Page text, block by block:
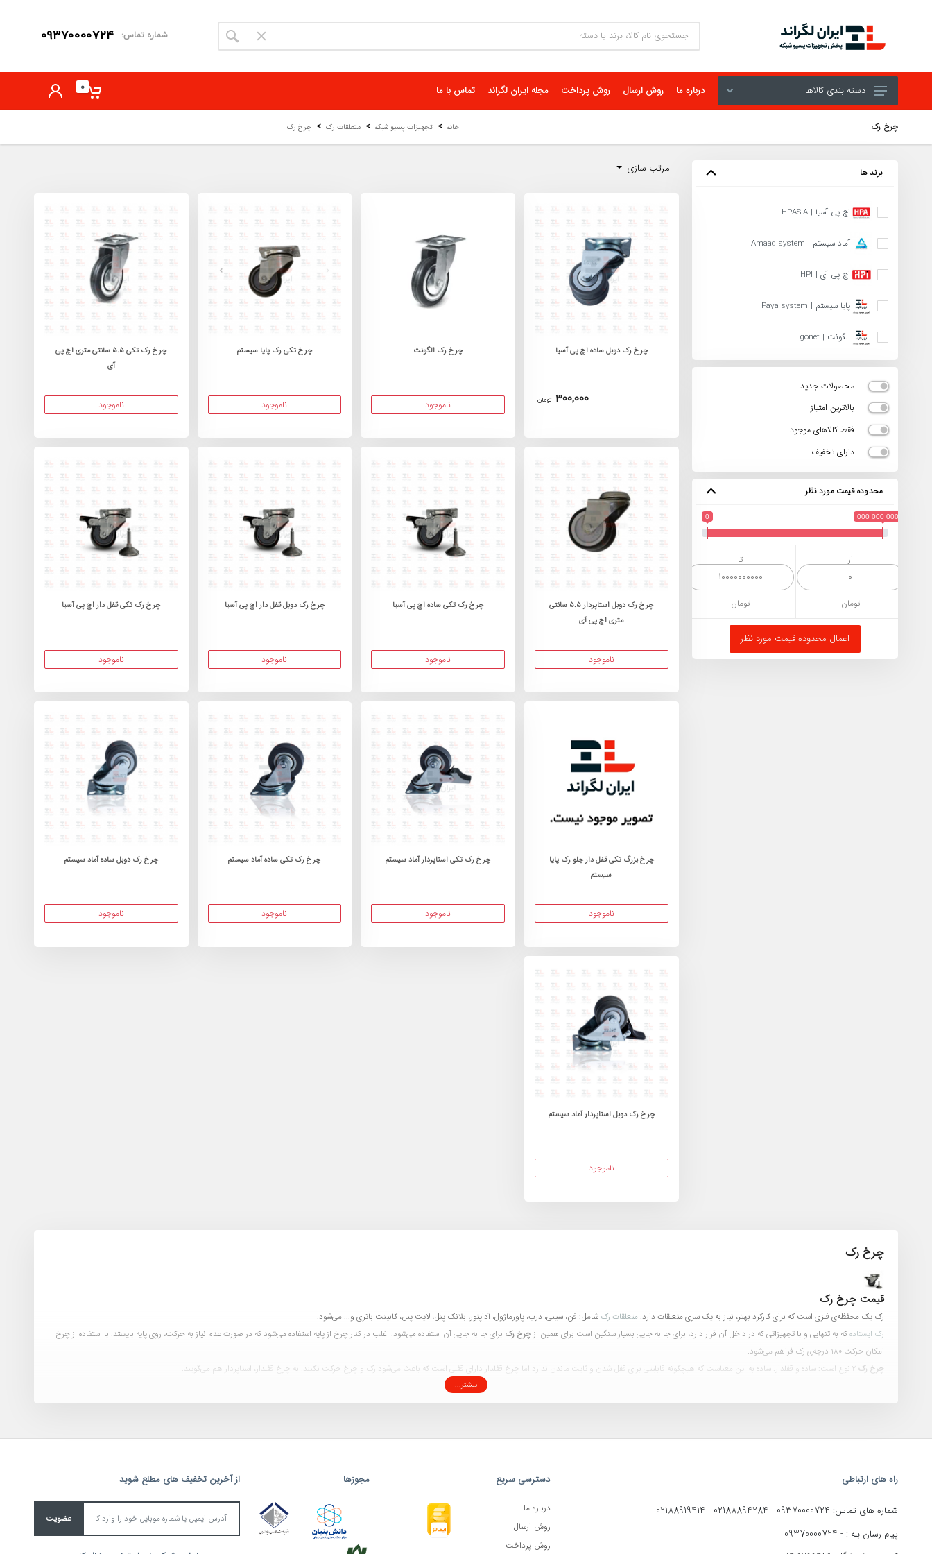
شماره تماس: 09370000724
دسته بندی کالاها درباره ما روش ارسال روش پرداخت مجله ایران لگراند تماس با ما 0
چرخ رک خانه تجهیزات پسیو شبکه متعلقات رک چرخ رک
برند ها
اچ پی آسیا | HPASIA
آماد سیستم | Amaad system
اچ پی آی | HPI
پایا سیستم | Paya system
الگونت | Lgonet
محصولات جدید
بالاترین امتیاز
فقط کالاهای موجود
دارای تخفیف
محدوده قیمت مورد نظر
0
از
تومان
تا
تومان
اعمال محدوده قیمت مورد نظر
مرتب سازی
چرخ رک دوبل ساده اچ پی آسیا
300,000 تومان
چرخ رک الگونت
ناموجود
چرخ تکی رک پایا سیستم
ناموجود
چرخ رک تکی 5.5 سانتی متری اچ پی
آی
ناموجود
چرخ رک دوبل استاپردار 5.5 سانتی
متری اچ پی آی
ناموجود
چرخ رک تکی ساده اچ پی آسیا
ناموجود
چرخ رک دوبل قفل دار اچ پی آسیا
ناموجود
چرخ رک تکی قفل دار اچ پی آسیا
ناموجود
چرخ بزرگ تکی قفل دار جلو رک پایا
سیستم
ناموجود
چرخ رک تکی استاپردار آماد سیستم
ناموجود
چرخ رک تکی ساده آماد سیستم
ناموجود
چرخ رک دوبل ساده آماد سیستم
ناموجود
چرخ رک دوبل استاپردار آماد سیستم
ناموجود
چرخ رک
قیمت چرخ رک
رک یک محفظه‌ی فلزی است که برای کارکرد بهتر، نیاز به یک سری متعلقات دارد. متعلقات رک شامل: فن، سینی، درب، پاورماژول، آداپتور، بلانک پنل، لایت پنل، کابینت باتری و... می‌شود.
رک ایستادهکه به تنهایی و با تجهیزاتی که در داخل آن قرار دارد، برای جا به جایی بسیار سنگین است برای همین از چرخ رک برای جا به جایی آن استفاده می‌شود. اغلب در کنار چرخ از پایه استفاده می‌شود که در صورت عدم نیاز به حرکت، روی پایه بایستد. با استفاده از چرخ
امکان حرکت 180 درجه‌ی رک فراهم می‌شود.
چرخ رک
دقیقا به نوع آن، تک و دوبل بودنش و برند سازنده‌اش بستگی دارد. برندهای فعال در این زمینه اچ پی آی، اچ پی آسیا، پایا و آماد سیستم هستند.
خرید چرخ رک
بیشتر...
راه های ارتباطی
شماره های تماس: 09370000724
-
02188894284
-
02188919414
پیام رسان بله : - 09370000724
دسترسی سریع
درباره ما
روش ارسال
روش پرداخت
مجوزها از آخرین تخفیف های مطلع شوید
عضویت